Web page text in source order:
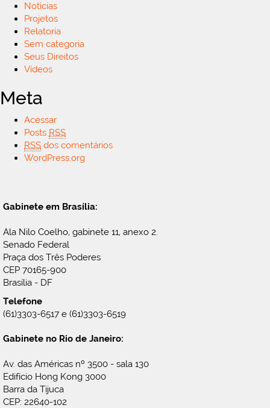
Notícias
Projetos
Relatoria
Sem categoria
Seus Direitos
Vídeos
Meta
Acessar
Posts RSS
RSS dos comentários
WordPress.org
Gabinete em Brasília:
Ala Nilo Coelho, gabinete 11, anexo 2.
Senado Federal
Praça dos Três Poderes
CEP 70165-900
Brasília - DF
Telefone
(61)3303-6517 e (61)3303-6519
Gabinete no Rio de Janeiro:
Av. das Américas nº 3500 - sala 130
Edifício Hong Kong 3000
Barra da Tijuca
CEP: 22640-102